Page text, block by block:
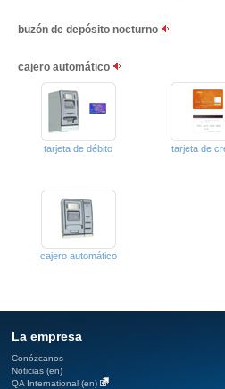
buzón de depósito nocturno
cajero automático
tarjeta de débito tarjeta de
cajero automático
La empresa
Conózcanos
Noticias (en)
QA International (en)